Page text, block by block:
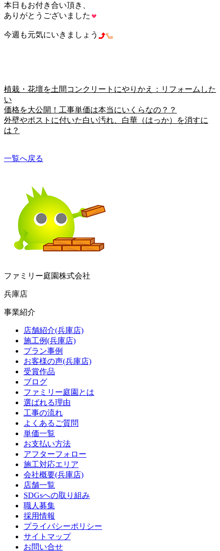
本日もお付き合い頂き、
ありがとうございました
今週も元気にいきましょう
植栽・花壇を土間コンクリートにやりかえ：リフォームした
い
価格を大公開！工事単価は本当にいくらなの？？
外壁やポストに付いた白い汚れ、白華（はっか）を消すに
は？
一覧へ戻る
ファミリー庭園株式会社
兵庫店
事業紹介
店舗紹介(兵庫店)
施工例(兵庫店)
プラン事例
お客様の声(兵庫店)
受賞作品
ブログ
ファミリー庭園とは
選ばれる理由
工事の流れ
よくあるご質問
単価一覧
お支払い方法
アフターフォロー
施工対応エリア
会社概要(兵庫店)
店舗一覧
SDGsへの取り組み
職人募集
採用情報
プライバシーポリシー
サイトマップ
お問い合せ